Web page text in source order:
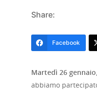
Share:
Facebook
Martedì 26 gennaio
abbiamo